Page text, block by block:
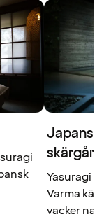
Japanskt
skärgård
Yasuragi
Varma
vacker